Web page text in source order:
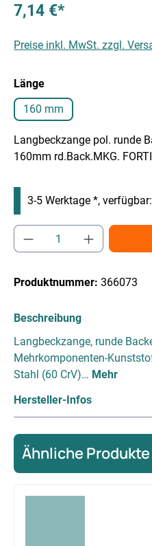
7,14 €*
Preise inkl. MwSt. zzgl.
Längeauswählen
160 mm
Langbeckzange pol. runde
160mm rd.Back.MKG.
3-5 Werktage *,
Produkt Anzahl: Gib
Produktnummer: 366073
Beschreibung
Langbeckzange, runde
Mehrkomponenten-
Stahl (60 CrV)… Mehr
Hersteller-Infos
Ähnliche Produkte